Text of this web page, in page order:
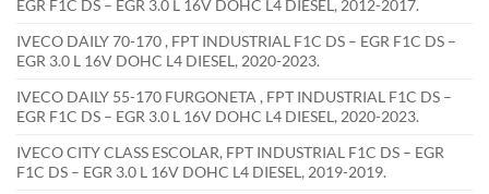
EGR F1C DS – EGR 3.0 L 16V DOHC L4 DIESEL, 2012-2017.
IVECO DAILY 70-170 , FPT INDUSTRIAL F1C DS – EGR F1C DS –
EGR 3.0 L 16V DOHC L4 DIESEL, 2020-2023.
IVECO DAILY 55-170 FURGONETA , FPT INDUSTRIAL F1C DS –
EGR F1C DS – EGR 3.0 L 16V DOHC L4 DIESEL, 2020-2023.
IVECO CITY CLASS ESCOLAR, FPT INDUSTRIAL F1C DS – EGR
F1C DS – EGR 3.0 L 16V DOHC L4 DIESEL, 2019-2019.